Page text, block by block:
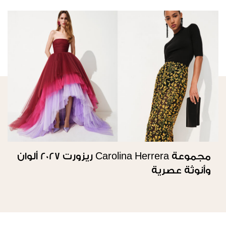
مجموعة Carolina Herrera ريزورت 2027 ألوان
وأنوثة عصرية